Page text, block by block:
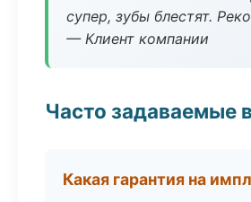
супер, зубы блестят.
— Клиент компании
Часто задаваемые
Какая гарантия на